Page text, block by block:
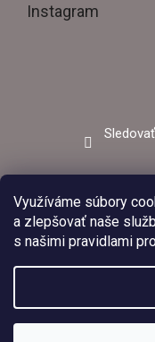
Využíváme súbory
a zlepšovať naše
s našimi pravidlami
V dňoch 03.08.2026 –
zváracia technika z
Instagram